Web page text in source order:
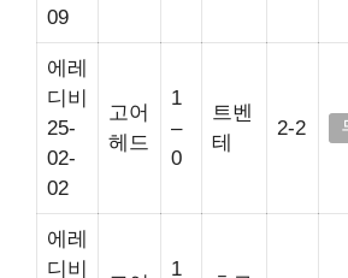
09
에레
디비
25-
02-
02
고어
헤드
1
–
0
트벤
테
2-2
에레
디비
1